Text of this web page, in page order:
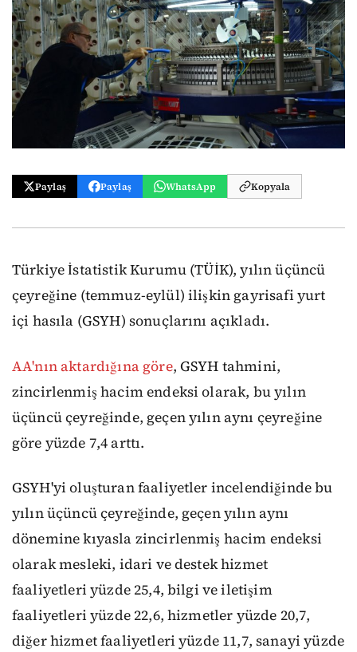
Paylaş Paylaş WhatsApp Kopyala
Türkiye İstatistik Kurumu (TÜİK), yılın üçüncü
çeyreğine (temmuz-eylül) ilişkin gayrisafi yurt
içi hasıla (GSYH) sonuçlarını açıkladı.
AA'nın aktardığına göre, GSYH tahmini,
zincirlenmiş hacim endeksi olarak, bu yılın
üçüncü çeyreğinde, geçen yılın aynı çeyreğine
göre yüzde 7,4 arttı.
GSYH'yi oluşturan faaliyetler incelendiğinde bu
yılın üçüncü çeyreğinde, geçen yılın aynı
dönemine kıyasla zincirlenmiş hacim endeksi
olarak mesleki, idari ve destek hizmet
faaliyetleri yüzde 25,4, bilgi ve iletişim
faaliyetleri yüzde 22,6, hizmetler yüzde 20,7,
diğer hizmet faaliyetleri yüzde 11,7, sanayi yüzde